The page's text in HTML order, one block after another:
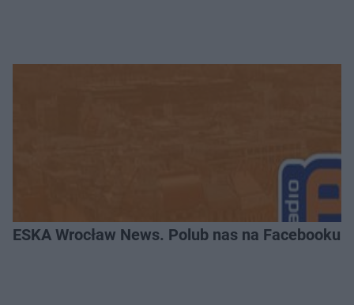
ESKA Wrocław News. Polub nas na Facebooku!